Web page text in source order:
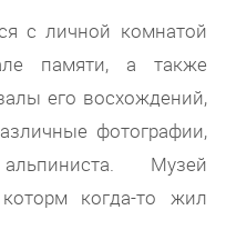
с личной комнатой
памяти, а также
его восхождений,
фотографии,
Музей
когда-то жил